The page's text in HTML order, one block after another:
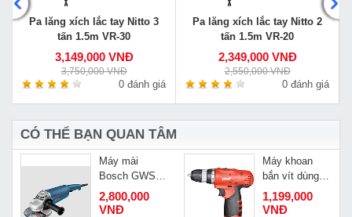
Pa lăng xích lắc tay Nitto 3
tấn 1.5m VR-30
3,149,000 VNĐ
3,750,000 VNĐ
0 đánh giá
Pa lăng xích lắc tay Nitto 2
tấn 1.5m VR-20
2,349,000 VNĐ
2,550,000 VNĐ
0 đánh giá
CÓ THỂ BẠN QUAN TÂM
Máy mài
Bosch GWS
22-180
2,800,000
VNĐ
Máy khoan
bắn vít dùng
pin Sencan
511210
1,199,000
VNĐ